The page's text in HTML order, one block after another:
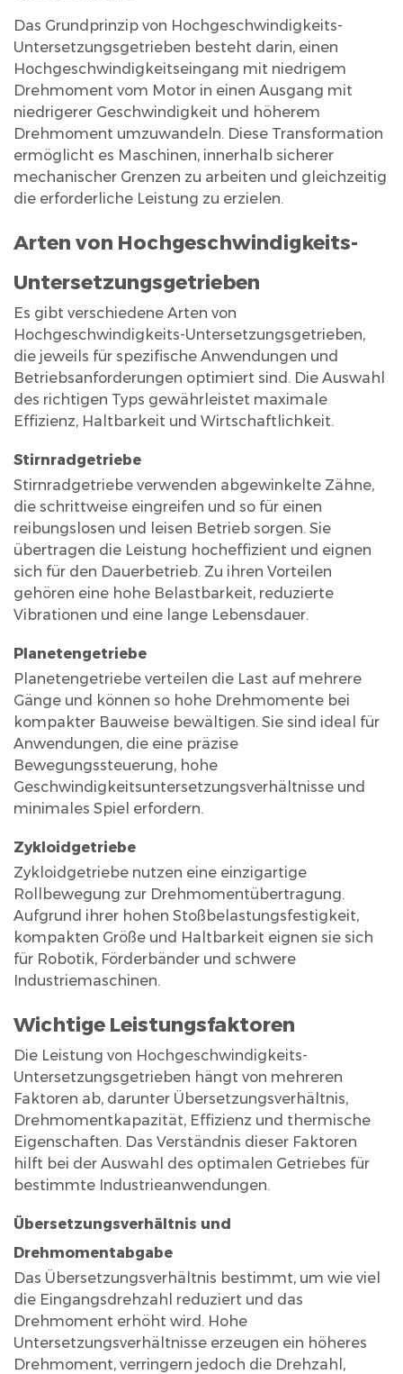
Leistungsfaktoren
3.1
Übersetzungsverhältnis
und
Drehmomentabgabe
3.2
Effizienz
und
3.3
Lärm-
Vibrationskontrolle
4
Anwendungen
im
Industriemaschinenbau
Tipps
zur
Wartung
und
Langlebigkeit
5.1
Schmierpraktiken
Regelmäßige
Inspektionen
5.3
Lastüberwachung
6
Auswahl
des
Getriebes
für
Ihre
Anforderungen
7
Fazit
Das Grundprinzip von Hochgeschwindigkeits-
Untersetzungsgetrieben besteht darin, einen
Hochgeschwindigkeitseingang mit niedrigem
Drehmoment vom Motor in einen Ausgang mit
niedrigerer Geschwindigkeit und höherem
Drehmoment umzuwandeln. Diese Transformation
ermöglicht es Maschinen, innerhalb sicherer
mechanischer Grenzen zu arbeiten und gleichzeitig
die erforderliche Leistung zu erzielen.
Arten von Hochgeschwindigkeits-
Untersetzungsgetrieben
Es gibt verschiedene Arten von
Hochgeschwindigkeits-Untersetzungsgetrieben,
die jeweils für spezifische Anwendungen und
Betriebsanforderungen optimiert sind. Die Auswahl
des richtigen Typs gewährleistet maximale
Effizienz, Haltbarkeit und Wirtschaftlichkeit.
Stirnradgetriebe
Stirnradgetriebe verwenden abgewinkelte Zähne,
die schrittweise eingreifen und so für einen
reibungslosen und leisen Betrieb sorgen. Sie
übertragen die Leistung hocheffizient und eignen
sich für den Dauerbetrieb. Zu ihren Vorteilen
gehören eine hohe Belastbarkeit, reduzierte
Vibrationen und eine lange Lebensdauer.
Planetengetriebe
Planetengetriebe verteilen die Last auf mehrere
Gänge und können so hohe Drehmomente bei
kompakter Bauweise bewältigen. Sie sind ideal für
Anwendungen, die eine präzise
Bewegungssteuerung, hohe
Geschwindigkeitsuntersetzungsverhältnisse und
minimales Spiel erfordern.
Zykloidgetriebe
Zykloidgetriebe nutzen eine einzigartige
Rollbewegung zur Drehmomentübertragung.
Aufgrund ihrer hohen Stoßbelastungsfestigkeit,
kompakten Größe und Haltbarkeit eignen sie sich
für Robotik, Förderbänder und schwere
Industriemaschinen.
Wichtige Leistungsfaktoren
Die Leistung von Hochgeschwindigkeits-
Untersetzungsgetrieben hängt von mehreren
Faktoren ab, darunter Übersetzungsverhältnis,
Drehmomentkapazität, Effizienz und thermische
Eigenschaften. Das Verständnis dieser Faktoren
hilft bei der Auswahl des optimalen Getriebes für
bestimmte Industrieanwendungen.
Übersetzungsverhältnis und
Drehmomentabgabe
Das Übersetzungsverhältnis bestimmt, um wie viel
die Eingangsdrehzahl reduziert und das
Drehmoment erhöht wird. Hohe
Untersetzungsverhältnisse erzeugen ein höheres
Drehmoment, verringern jedoch die Drehzahl,